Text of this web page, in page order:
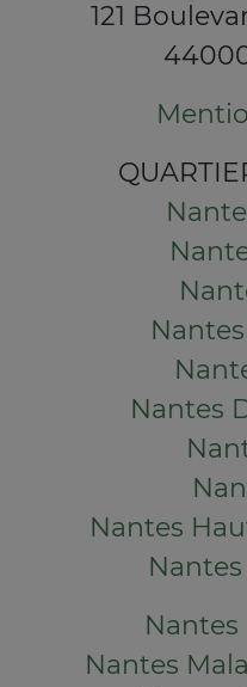
121
Nantes
Nantes
Nantes